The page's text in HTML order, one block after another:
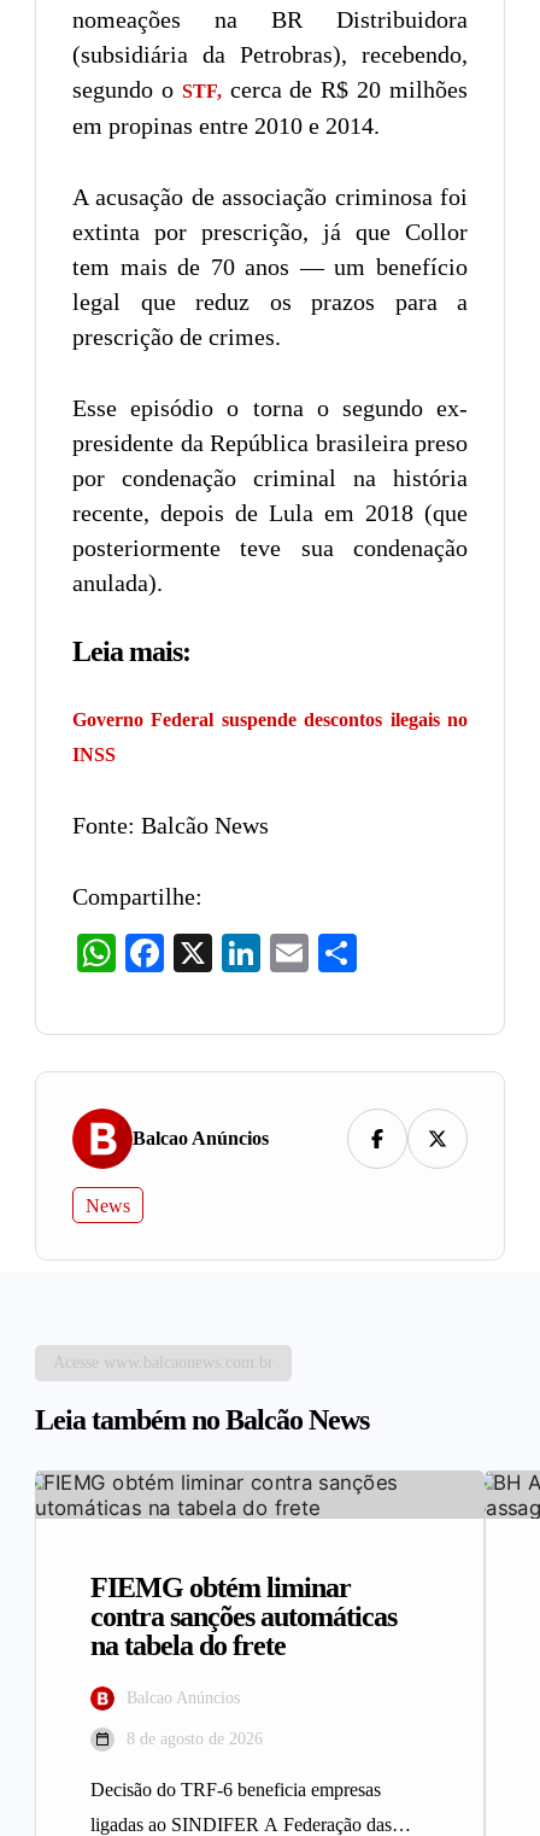
nomeações na BR Distribuidora
(subsidiária da Petrobras), recebendo,
segundo o STF, cerca de R$ 20 milhões
em propinas entre 2010 e 2014.
A acusação de associação criminosa foi
extinta por prescrição, já que Collor
tem mais de 70 anos — um benefício
legal que reduz os prazos para a
prescrição de crimes.
Esse episódio o torna o segundo ex-
presidente da República brasileira preso
por condenação criminal na história
recente, depois de Lula em 2018 (que
posteriormente teve sua condenação
anulada).
Leia mais:
Governo Federal suspende descontos ilegais no
INSS
Fonte: Balcão News
Compartilhe:
WhatsAppFacebook LinkedIn
Email
Balcao Anúncios
News
Acesse www.balcaonews.com.br
Leia também no Balcão News
FIEMG obtém liminar
contra sanções automáticas
na tabela do frete
Balcao Anúncios
8 de agosto de 2026
Decisão do TRF-6 beneficia empresas
ligadas ao SINDIFER A Federação das